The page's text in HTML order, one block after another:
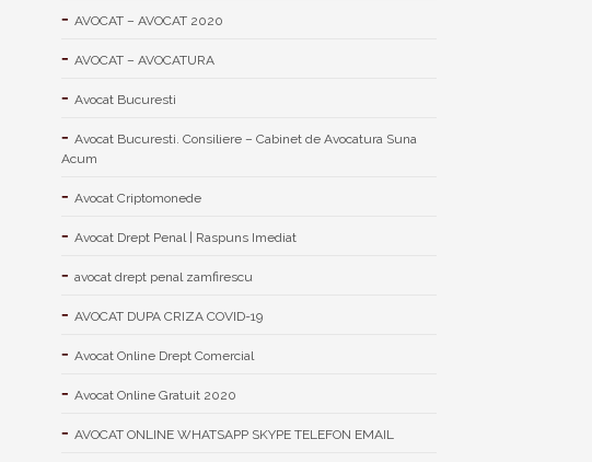
AVOCAT – AVOCAT 2020
AVOCAT – AVOCATURA
Avocat Bucuresti
Avocat Bucuresti. Consiliere – Cabinet de Avocatura Suna
Acum
Avocat Criptomonede
Avocat Drept Penal | Raspuns Imediat
avocat drept penal zamfirescu
AVOCAT DUPA CRIZA COVID-19
Avocat Online Drept Comercial
Avocat Online Gratuit 2020
AVOCAT ONLINE WHATSAPP SKYPE TELEFON EMAIL